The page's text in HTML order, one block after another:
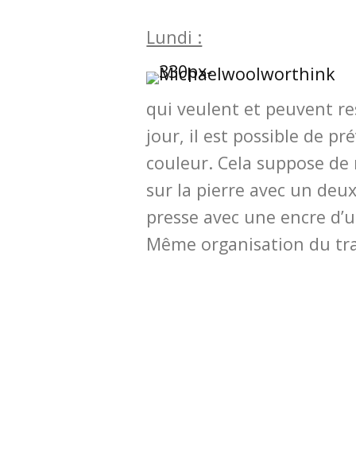
Lundi :
qui veulent et peuvent
jour, il est possible de
couleur. Cela suppose
sur la pierre avec un
presse avec une encre
Même organisation du